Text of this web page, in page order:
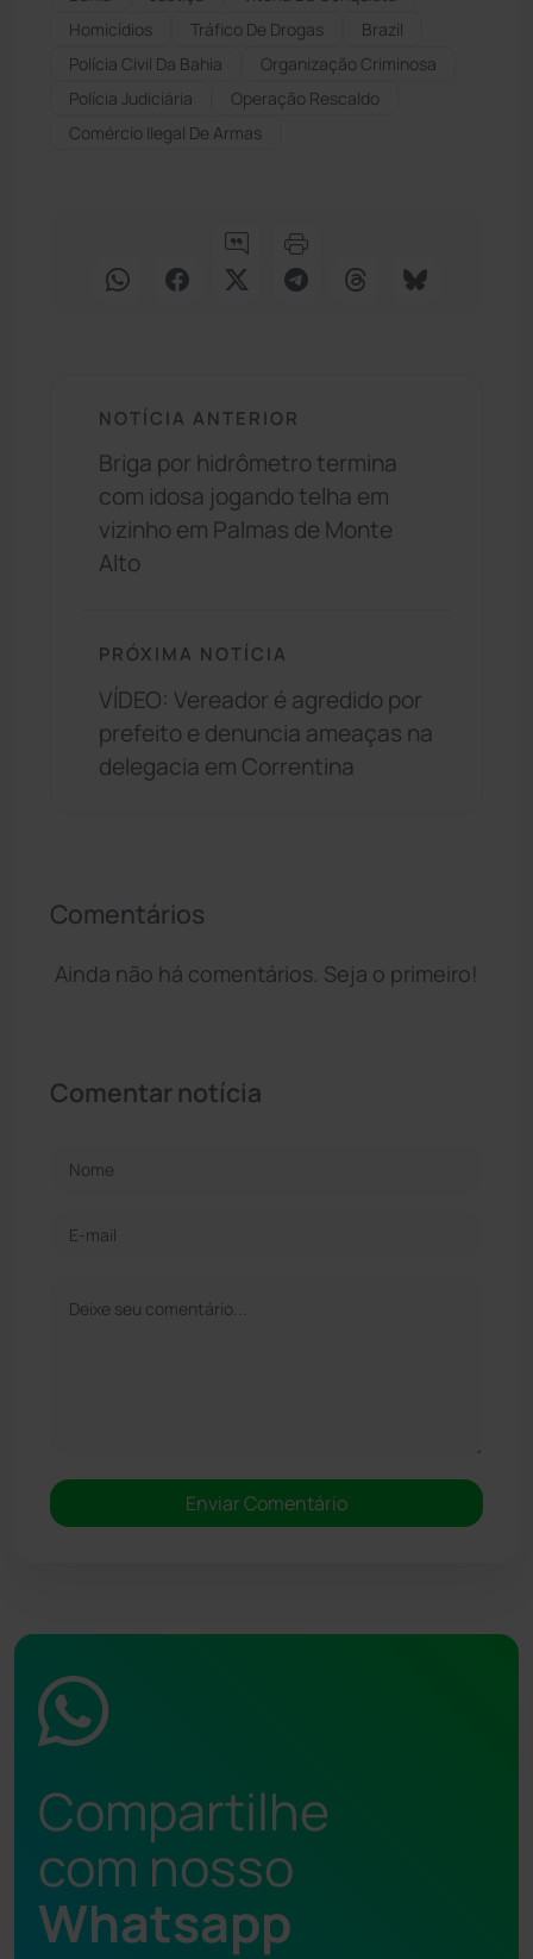
Homicídios
Tráfico De Drogas
Brazil
Polícia Civil Da Bahia
Organização Criminosa
Polícia Judiciária
Operação Rescaldo
Comércio Ilegal De Armas
NOTÍCIA ANTERIOR
Briga por hidrômetro termina
com idosa jogando telha em
vizinho em Palmas de Monte
Alto
PRÓXIMA NOTÍCIA
VÍDEO: Vereador é agredido por
prefeito e denuncia ameaças na
delegacia em Correntina
Comentários
Ainda não há comentários. Seja o primeiro!
Comentar notícia
Compartilhe
com nosso
Whatsapp